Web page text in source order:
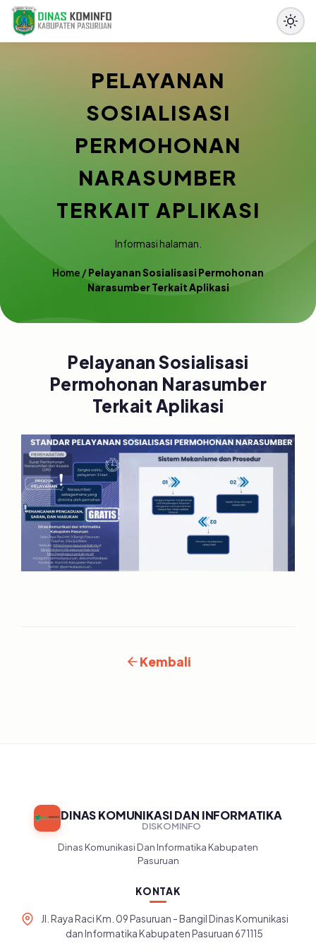
PELAYANAN
SOSIALISASI
PERMOHONAN
NARASUMBER
TERKAIT APLIKASI
Informasi halaman.
Home /Pelayanan Sosialisasi Permohonan
Narasumber Terkait Aplikasi
Pelayanan Sosialisasi
Permohonan Narasumber
Terkait Aplikasi
Kembali
DINAS KOMUNIKASI DAN INFORMATIKA
DISKOMINFO
Dinas Komunikasi Dan Informatika Kabupaten
Pasuruan
KONTAK
Jl. Raya Raci Km. 09 Pasuruan - Bangil Dinas Komunikasi
dan Informatika Kabupaten Pasuruan 671115